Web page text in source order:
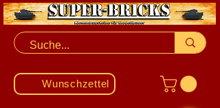
Wunschzettel